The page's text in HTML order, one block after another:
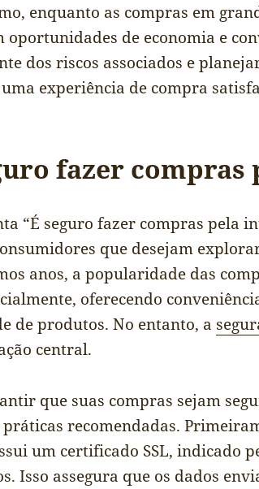
enquanto as compras em
oportunidades de economia e
dos riscos associados e
experiência de compra
fazer
“É seguro fazer compras pela
que desejam
anos, a popularidade das
oferecendo
de produtos. No entanto, a
central.
que suas compras sejam
recomendadas.
um certificado SSL, indicado
Isso assegura que os dados